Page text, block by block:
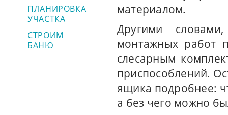
ПЛАНИРОВКА
УЧАСТКА
СТРОИМ
БАНЮ
материалом.
Другими
монтажных работ
слесарным
приспособлений.
ящика подробнее:
а без чего можно